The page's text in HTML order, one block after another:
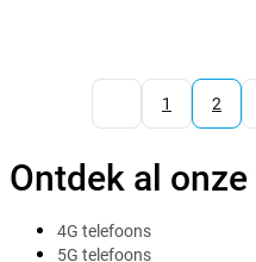
1 2
Ontdek al
4G telefoons
5G telefoons